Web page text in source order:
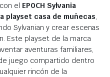
el EPOCH Sylvania
playset casa de muñecas,
Sylvanian y crear escenas
Este playset de la marca
aventuras familiares,
juego compartido dentro
rincón de la